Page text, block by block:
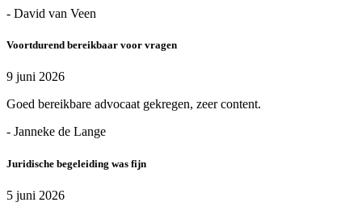
- David van Veen
Voortdurend bereikbaar voor vragen
9 juni 2026
Goed bereikbare advocaat gekregen, zeer content.
- Janneke de Lange
Juridische begeleiding was fijn
5 juni 2026